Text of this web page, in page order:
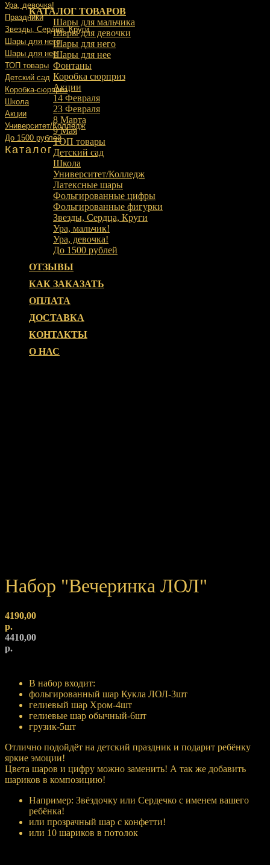
Ура, девочка!
Праздники
Звезды, Сердца, Круги
Шары для него
Шары для нее
ТОП товары
Детский сад
Коробка-сюрприз
Школа
Акции
Университет/Колледж
До 1500 рублей
Каталог
КАТАЛОГ ТОВАРОВ
Шары для мальчика
Шары для девочки
Шары для него
Шары для нее
Фонтаны
Коробка сюрприз
Акции
14 Февраля
23 Февраля
8 Марта
9 Мая
ТОП товары
Детский сад
Школа
Университет/Колледж
Латексные шары
Фольгированные цифры
Фольгированные фигурки
Звезды, Сердца, Круги
Ура, мальчик!
Ура, девочка!
До 1500 рублей
ОТЗЫВЫ
КАК ЗАКАЗАТЬ
ОПЛАТА
ДОСТАВКА
КОНТАКТЫ
О НАС
Набор "Вечеринка ЛОЛ"
4190,00
р.
4410,00
р.
В набор входит:
фольгированный шар Кукла ЛОЛ-3шт
гелиевый шар Хром-4шт
гелиевые шар обычный-6шт
грузик-5шт
Отлично подойдёт на детский праздник и подарит ребёнку
яркие эмоции!
Цвета шаров и цифру можно заменить! А так же добавить
шариков в композицию!
Например: Звёздочку или Сердечко с именем вашего
ребёнка!
или прозрачный шар с конфетти!
или 10 шариков в потолок